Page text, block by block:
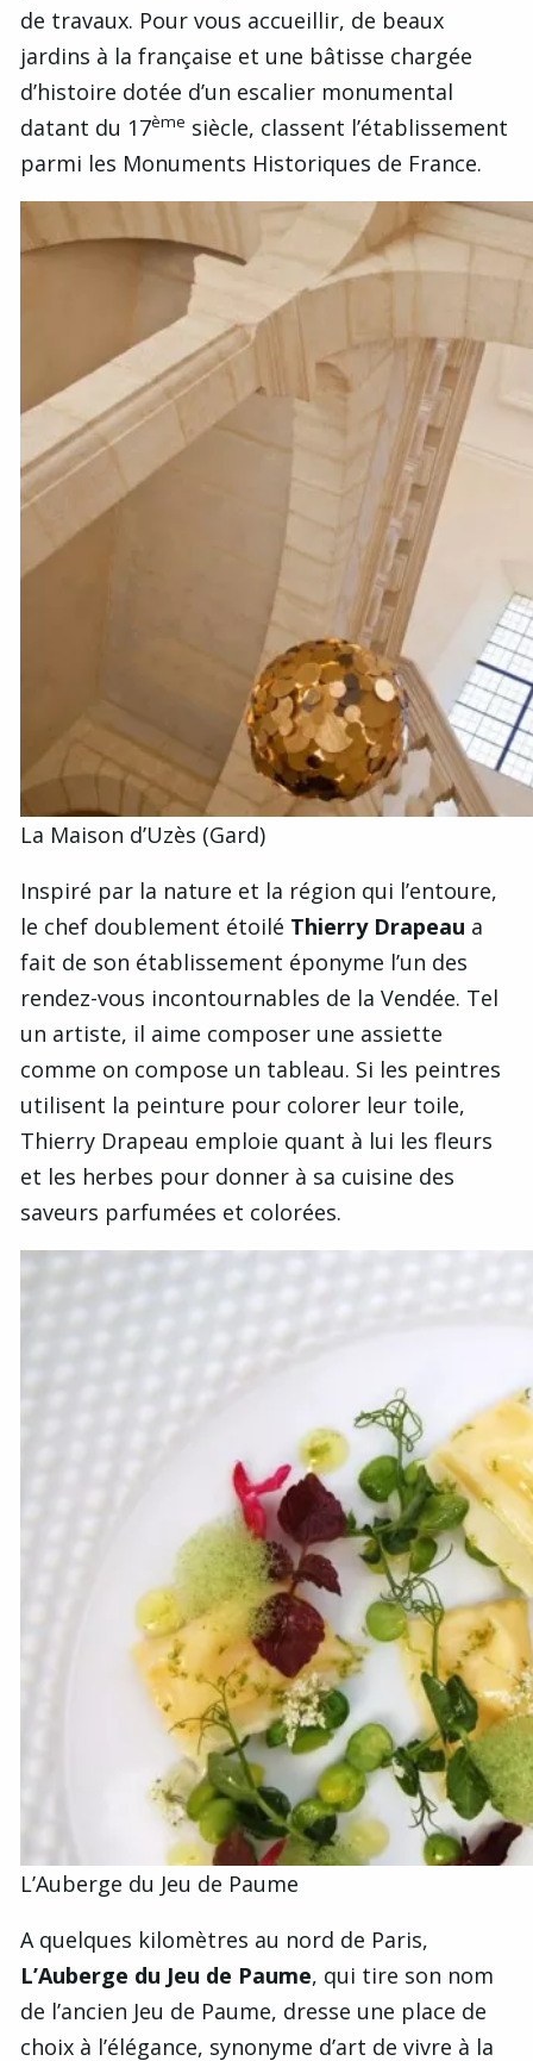
de travaux. Pour vous accueillir, de beaux
jardins à la française et une bâtisse chargée
d’histoire dotée d’un escalier monumental
datant du 17ème siècle, classent l’établissement
parmi les Monuments Historiques de France.
La Maison d’Uzès (Gard)
Inspiré par la nature et la région qui l’entoure,
le chef doublement étoilé Thierry Drapeau a
fait de son établissement éponyme l’un des
rendez-vous incontournables de la Vendée. Tel
un artiste, il aime composer une assiette
comme on compose un tableau. Si les peintres
utilisent la peinture pour colorer leur toile,
Thierry Drapeau emploie quant à lui les fleurs
et les herbes pour donner à sa cuisine des
saveurs parfumées et colorées.
L’Auberge du Jeu de Paume
A quelques kilomètres au nord de Paris,
L’Auberge du Jeu de Paume, qui tire son nom
de l’ancien Jeu de Paume, dresse une place de
choix à l’élégance, synonyme d’art de vivre à la